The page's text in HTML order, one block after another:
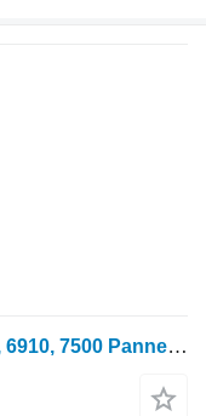
John Deere 6610, 6600, 6205, 6510, 6910, 7500 Panneau arrière gauche du moteur AL79776 pour tracteur à roues JD 6610